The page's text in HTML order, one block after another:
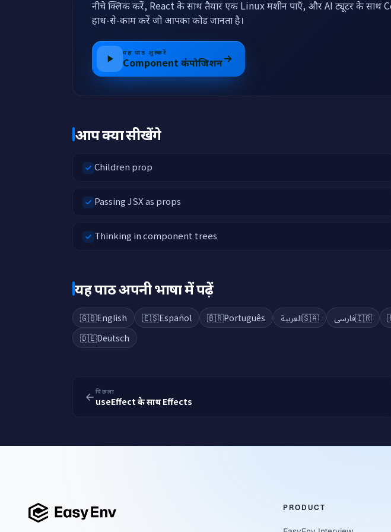
नीचे क्लिक करें, React के साथ तैयार एक Linux मशीन पाएँ, और AI ट्यूटर के साथ
हाथ-से-काम करें जो आपका कोड जानता है।
यह पाठ शुरू करें
Component कंपोजिशन
आप क्या सीखेंगे
Children prop
Passing JSX as props
Thinking in component trees
यह पाठ अपनी भाषा में पढ़ें
🇬🇧English 🇪🇸Español 🇧🇷Português 🇸🇦العربية 🇮🇷فارسی
🇩🇪Deutsch
पिछला
useEffect के साथ Effects
PRODUCT